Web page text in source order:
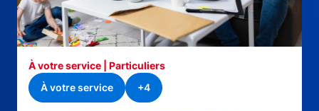
À votre service | Particuliers
À votre service
+4